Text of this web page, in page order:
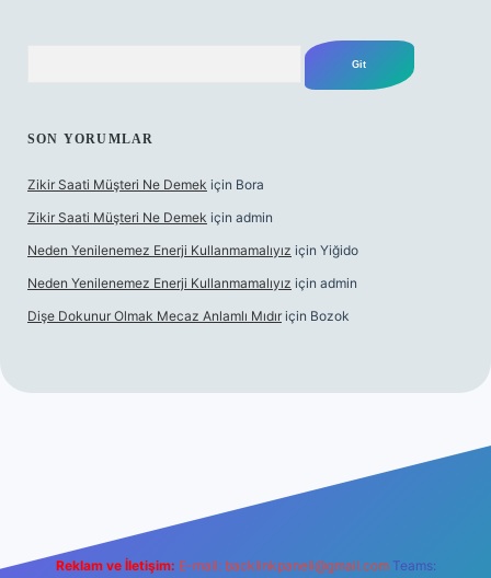
SON YORUMLAR
Zikir Saati Müşteri Ne Demek için Bora
Zikir Saati Müşteri Ne Demek için admin
Neden Yenilenemez Enerji Kullanmamalıyız için Yiğido
Neden Yenilenemez Enerji Kullanmamalıyız için admin
Dişe Dokunur Olmak Mecaz Anlamlı Mıdır için Bozok
Reklam ve İletişim: E-mail: backlinkpaneli@gmail.com Teams: